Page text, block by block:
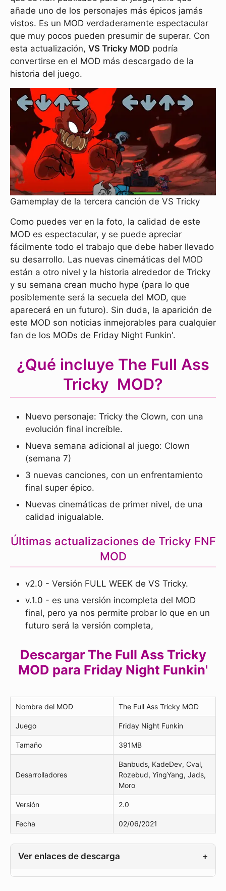
añade uno de los personajes más épicos jamás
vistos. Es un MOD verdaderamente espectacular
que muy pocos pueden presumir de superar. Con
esta actualización, VS Tricky MOD podría
convertirse en el MOD más descargado de la
historia del juego.
Gamemplay de la tercera canción de VS Tricky
Como puedes ver en la foto, la calidad de este
MOD es espectacular, y se puede apreciar
fácilmente todo el trabajo que debe haber llevado
su desarrollo. Las nuevas cinemáticas del MOD
están a otro nivel y la historia alrededor de Tricky
y su semana crean mucho hype (para lo que
posiblemente será la secuela del MOD, que
aparecerá en un futuro). Sin duda, la aparición de
este MOD son noticias inmejorables para cualquier
fan de los MODs de Friday Night Funkin'.
¿Qué incluye The Full Ass
Tricky MOD?
Nuevo personaje: Tricky the Clown, con una
evolución final increíble.
Nueva semana adicional al juego: Clown
(semana 7)
3 nuevas canciones, con un enfrentamiento
final super épico.
Nuevas cinemáticas de primer nivel, de una
calidad inigualable.
Últimas actualizaciones de Tricky FNF
MOD
v2.0 - Versión FULL WEEK de VS Tricky.
v.1.0 - es una versión incompleta del MOD
final, pero ya nos permite probar lo que en un
futuro será la versión completa,
Descargar The Full Ass Tricky
MOD para Friday Night Funkin'
Nombre del MOD The Full Ass Tricky MOD
Juego Friday Night Funkin
Tamaño 391MB
Desarrolladores
Banbuds, KadeDev, Cval,
Rozebud, YingYang, Jads,
Moro
Versión 2.0
Fecha 02/06/2021
Ver enlaces de descarga +